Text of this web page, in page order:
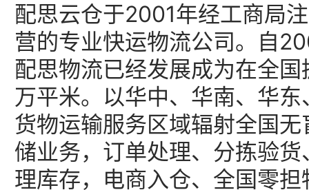
配思云仓于2001年经工商局
营的专业快运物流公司。自
配思物流已经发展成为在全
万平米。以华中、华南、华
货物运输服务区域辐射全国
储业务，订单处理、分拣验
理库存，电商入仓、全国零